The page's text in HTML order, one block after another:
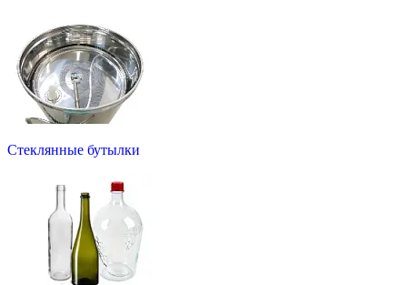
Стеклянные бутылки